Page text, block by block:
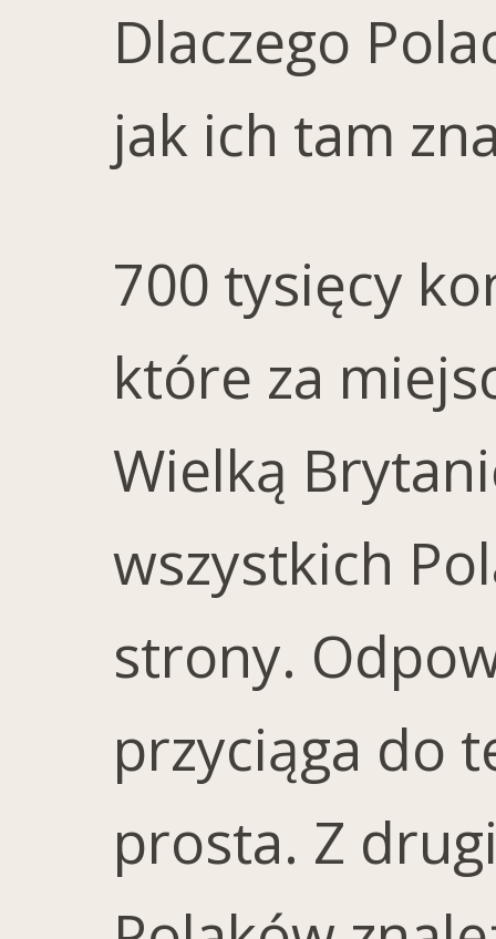
Dlaczego
jak ich tam
700 tysięcy
które za
Wielką
wszystkich
strony.
przyciąga do
prosta. Z